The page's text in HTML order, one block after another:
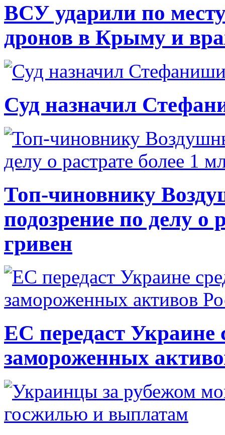
ВСУ ударили по
дронов в Крыму и
Суд назначил
Топ-чиновнику
подозрение по делу о
гривен
ЕС передаст Украине
замороженных